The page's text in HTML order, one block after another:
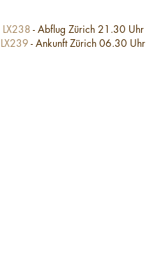
LX238 - Abflug Zürich 21.30 Uhr
- Ankunft Zürich 06.30 Uhr